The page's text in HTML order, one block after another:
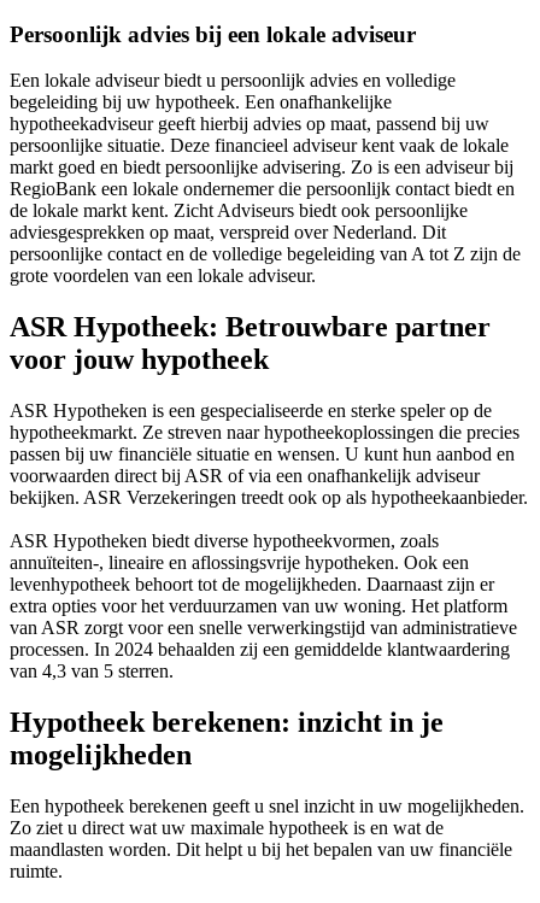
Persoonlijk advies bij een lokale adviseur
Een lokale adviseur biedt u persoonlijk advies en volledige
begeleiding bij uw hypotheek. Een onafhankelijke
hypotheekadviseur geeft hierbij advies op maat, passend bij uw
persoonlijke situatie. Deze financieel adviseur kent vaak de lokale
markt goed en biedt persoonlijke advisering. Zo is een adviseur bij
RegioBank een lokale ondernemer die persoonlijk contact biedt en
de lokale markt kent. Zicht Adviseurs biedt ook persoonlijke
adviesgesprekken op maat, verspreid over Nederland. Dit
persoonlijke contact en de volledige begeleiding van A tot Z zijn de
grote voordelen van een lokale adviseur.
ASR Hypotheek: Betrouwbare partner
voor jouw hypotheek
ASR Hypotheken is een gespecialiseerde en sterke speler op de
hypotheekmarkt. Ze streven naar hypotheekoplossingen die precies
passen bij uw financiële situatie en wensen. U kunt hun aanbod en
voorwaarden direct bij ASR of via een onafhankelijk adviseur
bekijken. ASR Verzekeringen treedt ook op als hypotheekaanbieder.
ASR Hypotheken biedt diverse hypotheekvormen, zoals
annuïteiten-, lineaire en aflossingsvrije hypotheken. Ook een
levenhypotheek behoort tot de mogelijkheden. Daarnaast zijn er
extra opties voor het verduurzamen van uw woning. Het platform
van ASR zorgt voor een snelle verwerkingstijd van administratieve
processen. In 2024 behaalden zij een gemiddelde klantwaardering
van 4,3 van 5 sterren.
Hypotheek berekenen: inzicht in je
mogelijkheden
Een hypotheek berekenen geeft u snel inzicht in uw mogelijkheden.
Zo ziet u direct wat uw maximale hypotheek is en wat de
maandlasten worden. Dit helpt u bij het bepalen van uw financiële
ruimte.